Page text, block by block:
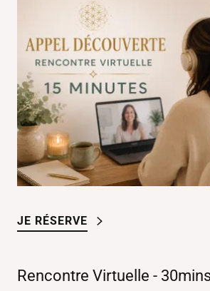
JE RÉSERVE
Rencontre Virtuelle -